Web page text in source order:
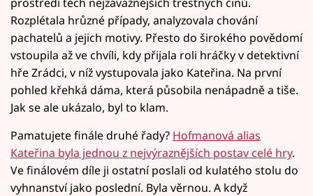
Rozplétala hrůzné případy, analyzovala chování
pachatelů a jejich motivy. Přesto do širokého povědomí
vstoupila až ve chvíli, kdy přijala roli hráčky v detektivní
hře Zrádci, v níž vystupovala jako Kateřina. Na první
pohled křehká dáma, která působila nenápadně a tiše.
Jak se ale ukázalo, byl to klam.
Pamatujete finále druhé řady? Hofmanová alias
Kateřina byla jednou z nejvýraznějších postav celé hry.
Ve finálovém díle ji ostatní poslali od kulatého stolu do
vyhnanství jako poslední. Byla věrnou. A když